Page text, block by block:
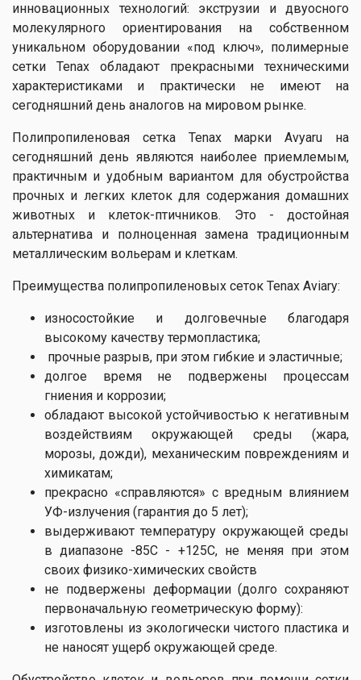
инновационных технологий: экструзии и двуосного
молекулярного ориентирования на собственном
уникальном оборудовании «под ключ», полимерные
сетки Tenax обладают прекрасными техническими
характеристиками и практически не имеют на
сегодняшний день аналогов на мировом рынке.
Полипропиленовая сетка Tenax марки Avyaru на
сегодняшний день являются наиболее приемлемым,
практичным и удобным вариантом для обустройства
прочных и легких клеток для содержания домашних
животных и клеток-птичников. Это - достойная
альтернатива и полноценная замена традиционным
металлическим вольерам и клеткам.
Преимущества полипропиленовых сеток Tenax Aviary:
износостойкие и долговечные благодаря
высокому качеству термопластика;
прочные разрыв, при этом гибкие и эластичные;
долгое время не подвержены процессам
гниения и коррозии;
обладают высокой устойчивостью к негативным
воздействиям окружающей среды (жара,
морозы, дожди), механическим повреждениям и
химикатам;
прекрасно «справляются» с вредным влиянием
УФ-излучения (гарантия до 5 лет);
выдерживают температуру окружающей среды
в диапазоне -85С - +125С, не меняя при этом
своих физико-химических свойств
не подвержены деформации (долго сохраняют
первоначальную геометрическую форму):
изготовлены из экологически чистого пластика и
не наносят ущерб окружающей среде.